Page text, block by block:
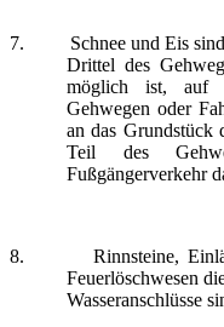
7.
Schnee und Eis
Drittel des
möglich ist, auf
Gehwegen oder
an das Grundstück
Teil des
Fußgängerverkehr
8.
Rinnsteine,
Feuerlöschwesen
Wasseranschlüsse